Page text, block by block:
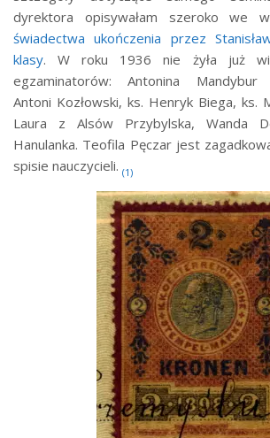
dyrektora opisywałam szeroko we
świadectwa ukończenia przez
klasy. W roku 1936 nie żyła już
egzaminatorów: Antonina Mandybur
Antoni Kozłowski, ks. Henryk Biega, ks.
Laura z Alsów Przybylska, Wanda
Hanulanka. Teofila Pęczar jest
spisie nauczycieli. (1)